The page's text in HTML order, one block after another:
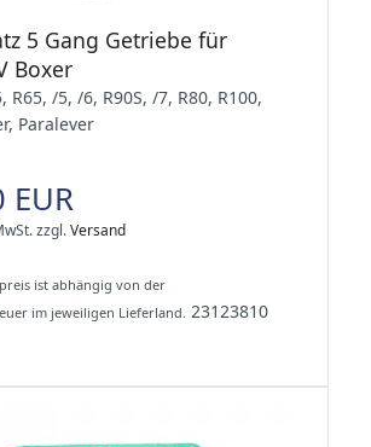
5 Gang Getriebe für
Boxer
R65, /5, /6, R90S, /7, R80, R100,
Paralever
EUR
zzgl.Versand
ist abhängig von der
im jeweiligen Lieferland. 23123810